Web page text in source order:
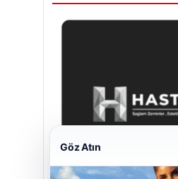
Göz Atın